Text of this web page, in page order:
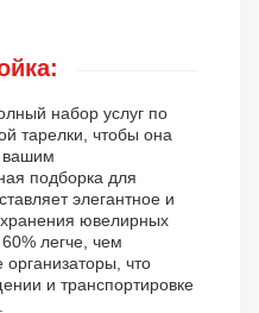
набор услуг по
тарелки, чтобы она
вашим
подборка для
элегантное и
ювелирных
легче, чем
что
и транспортировке